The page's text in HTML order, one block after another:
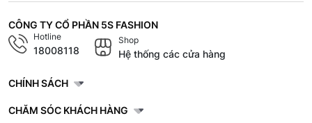
CÔNG TY CỔ PHẦN 5S FASHION
Hotline
18008118
Shop
Hệ thống các cửa hàng
CHÍNH SÁCH
CHĂM SÓC KHÁCH HÀNG